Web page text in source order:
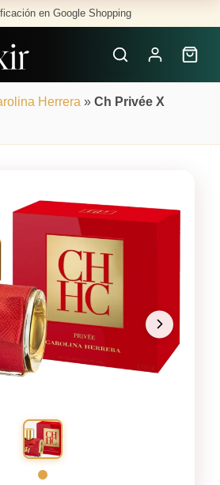
en Google Shopping
Herrera » Ch Privée X